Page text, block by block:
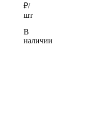
₽/
шт
В
наличии